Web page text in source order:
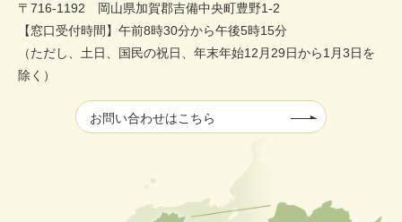
〒716-1192 岡山県加賀郡吉備中央町豊野1-2
【窓口受付時間】午前8時30分から午後5時15分
（ただし、土日、国民の祝日、年末年始12月29日から1月3日を
除く）
お問い合わせはこちら